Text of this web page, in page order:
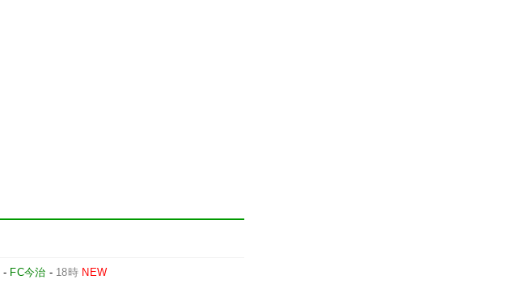
- FC今治 - 18時 NEW